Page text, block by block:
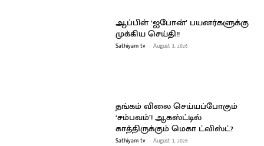
ஆப்பிள் ‘ஐபோன்’ பயனர்களுக்கு
முக்கிய செய்தி!!
Sathiyam tv - August 3, 2026
தங்கம் விலை செய்யப்போகும்
‘சம்பவம்’! ஆகஸ்ட்டில்
காத்திருக்கும் மெகா ட்விஸ்ட்?
Sathiyam tv - August 3, 2026